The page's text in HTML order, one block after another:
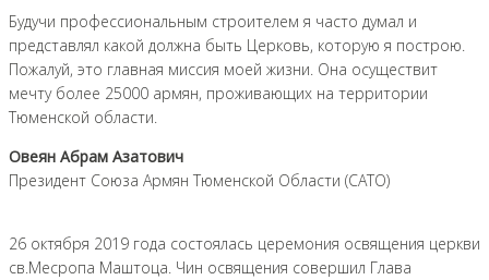
Будучи профессиональным строителем я часто думал и
представлял какой должна быть Церковь, которую я построю.
Пожалуй, это главная миссия моей жизни. Она осуществит
мечту более 25000 армян, проживающих на территории
Тюменской области.
Овеян Абрам Азатович
Президент Союза Армян Тюменской Области (САТО)
26 октября 2019 года состоялась церемония освящения церкви
св.Месропа Маштоца. Чин освящения совершил Глава